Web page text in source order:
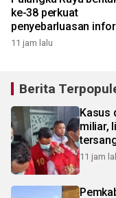
ke-38 perkuat
penyebarluasan
publik
11 jam lalu
Berita
Kasus
miliar,
11 jam